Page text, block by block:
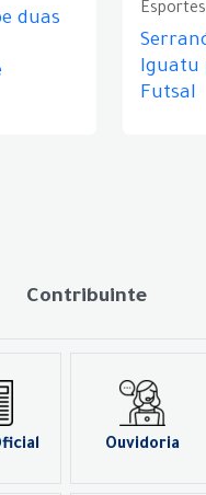
duas
Esportes
Iguatu
Futsal
Contribuinte
Ouvidoria